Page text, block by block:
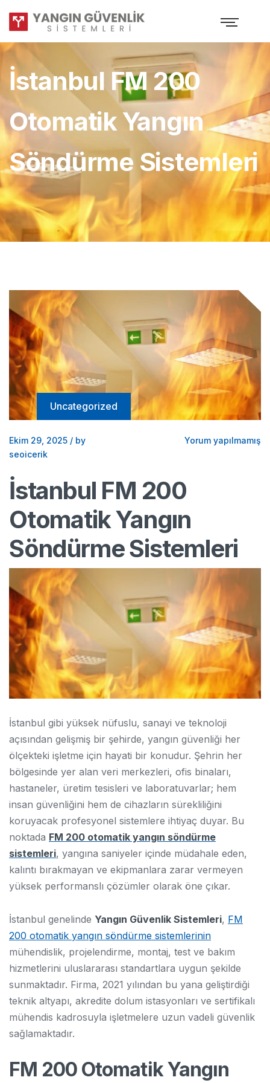
İstanbul FM 200
Otomatik Yangın
Söndürme Sistemleri
Uncategorized
Ekim 29, 2025 / by
seoicerik
Yorum yapılmamış
İstanbul FM 200
Otomatik Yangın
Söndürme Sistemleri
İstanbul gibi yüksek nüfuslu, sanayi ve teknoloji
açısından gelişmiş bir şehirde, yangın güvenliği her
ölçekteki işletme için hayati bir konudur. Şehrin her
bölgesinde yer alan veri merkezleri, ofis binaları,
hastaneler, üretim tesisleri ve laboratuvarlar; hem
insan güvenliğini hem de cihazların sürekliliğini
koruyacak profesyonel sistemlere ihtiyaç duyar. Bu
noktada FM 200 otomatik yangın söndürme
sistemleri, yangına saniyeler içinde müdahale eden,
kalıntı bırakmayan ve ekipmanlara zarar vermeyen
yüksek performanslı çözümler olarak öne çıkar.
İstanbul genelinde Yangın Güvenlik Sistemleri, FM
200 otomatik yangın söndürme sistemlerinin
mühendislik, projelendirme, montaj, test ve bakım
hizmetlerini uluslararası standartlara uygun şekilde
sunmaktadır. Firma, 2021 yılından bu yana geliştirdiği
teknik altyapı, akredite dolum istasyonları ve sertifikalı
mühendis kadrosuyla işletmelere uzun vadeli güvenlik
sağlamaktadır.
FM 200 Otomatik Yangın